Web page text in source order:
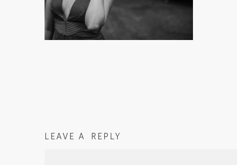
LEAVE A REPLY